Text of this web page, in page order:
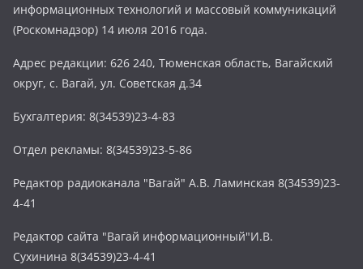
информационных технологий и массовый коммуникаций
(Роскомнадзор) 14 июля 2016 года.
Адрес редакции: 626 240, Тюменская область, Вагайский
округ, с. Вагай, ул. Советская д.34
Бухгалтерия: 8(34539)23-4-83
Отдел рекламы: 8(34539)23-5-86
Редактор радиоканала "Вагай" А.В. Ламинская 8(34539)23-
4-41
Редактор сайта "Вагай информационный"И.В.
Сухинина 8(34539)23-4-41